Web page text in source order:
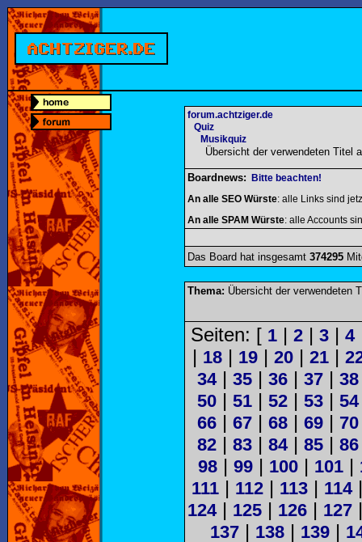
forum.achtziger.de
Quiz
Musikquiz
Übersicht der verwendeten Titel
Boardnews:
Bitte beachten!
An alle SEO Würste: alle Links sind
An alle SPAM Würste: alle Accounts
Das Board hat insgesamt 374295
Thema: Übersicht der verwendeten
Seiten: [ 1| 2| 3| 4
| 18| 19| 20| 21|
34| 35 | 36 | 37 | 38
50 | 51 | 52 | 53 | 54
66 | 67 | 68 | 69 | 70
82 | 83 | 84| 85 | 86
98| 99| 100| 101|
111 | 112 | 113 | 114
124| 125 | 126 | 127
137 | 138 | 139 |